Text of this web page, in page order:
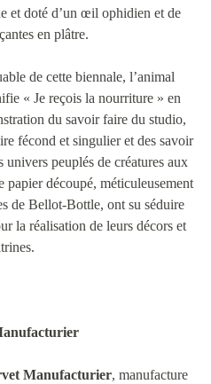
et doté d’un œil ophidien et de
en plâtre.
de cette biennale, l’animal
« Je reçois la nourriture » en
du savoir faire du studio,
fécond et singulier et des savoir
peuplés de créatures aux
papier découpé, méticuleusement
de Bellot-Bottle, ont su séduire
la réalisation de leurs décors et
Manufacturier, manufacture